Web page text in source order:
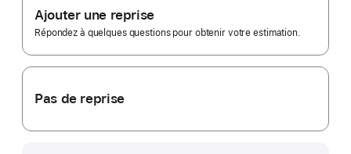
de
page
Trade In.
Ajouter une reprise
Répondez à quelques questions pour obtenir votre estimation.
Pas de reprise